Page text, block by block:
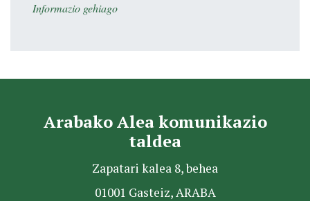
Informazio gehiago
Arabako Alea komunikazio
taldea
Zapatari kalea 8, behea
01001 Gasteiz, ARABA